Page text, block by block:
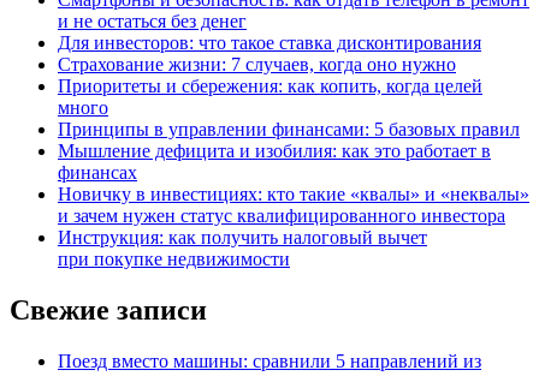
и не остаться без денег
Для инвесторов: что такое ставка дисконтирования
Страхование жизни: 7 случаев, когда оно нужно
Приоритеты и сбережения: как копить, когда целей
много
Принципы в управлении финансами: 5 базовых правил
Мышление дефицита и изобилия: как это работает в
финансах
Новичку в инвестициях: кто такие «квалы» и «неквалы»
и зачем нужен статус квалифицированного инвестора
Инструкция: как получить налоговый вычет
при покупке недвижимости
Свежие записи
Поезд вместо машины: сравнили 5 направлений из